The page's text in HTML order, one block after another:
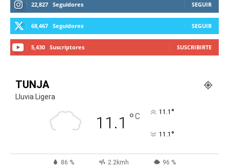
22,827 Seguidores SEGUIR
68,467 Seguidores SEGUIR
5,430 Suscriptores SUSCRIBIRTE
TUNJA
Lluvia Ligera
11.1 °C 11.1 °
11.1 °
86 % 2.2kmh 96 %